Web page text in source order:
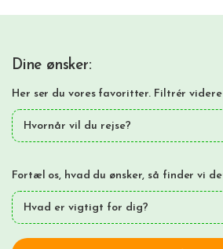
Dine ønsker:
Her ser du vores favoritter. Filtrér videre
Hvornår vil du rejse?
Fortæl os, hvad du ønsker, så finder vi
Hvad er vigtigt for dig?